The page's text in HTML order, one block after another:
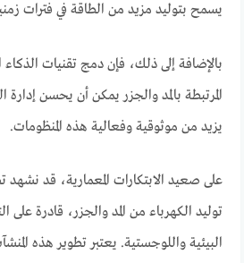
يسمح بتوليد مزيد من الطاقة في فترات
بالإضافة إلى ذلك، فإن دمج تقنيات الذكاء
المرتبطة بالمد والجزر يمكن أن يحسن إدارة
يزيد من موثوقية وفعالية هذه المنظومات.
على صعيد الابتكارات المعمارية، قد
توليد الكهرباء من المد والجزر، قادرة على
البيئية واللوجستية. يعتبر تطوير هذه